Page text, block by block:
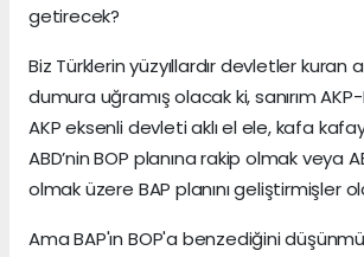
getirecek?
Biz Türklerin yüzyıllardır devletler kuran
dumura uğramış olacak ki, sanırım
AKP eksenli devleti aklı el ele, kafa
ABD’nin BOP planına rakip olmak veya
olmak üzere BAP planını geliştirmişler
Ama BAP'ın BOP'a benzediğini